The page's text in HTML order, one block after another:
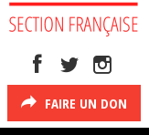
FAIRE UN DON